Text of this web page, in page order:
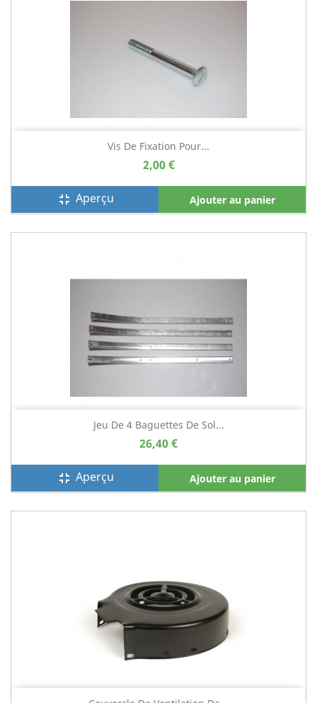
Vis De Fixation Pour...
2,00 €
fullscreen_exit Aperçu Ajouter au panier
Jeu De 4 Baguettes De Sol...
26,40 €
fullscreen_exit Aperçu Ajouter au panier